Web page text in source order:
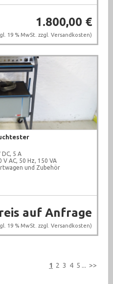
1.800,00 €
19 % MwSt. zzgl. Versandkosten)
5 A
AC, 50 Hz, 150 VA
und Zubehör
auf Anfrage
19 % MwSt. zzgl. Versandkosten)
1 2 3 4 5 ... >>